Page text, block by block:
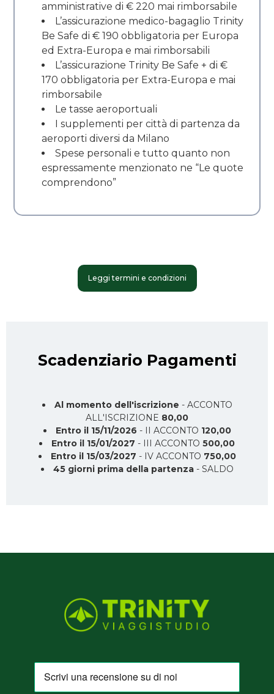
amministrative di € 220 mai rimborsabile
L’assicurazione medico-bagaglio Trinity
Be Safe di € 190 obbligatoria per Europa
ed Extra-Europa e mai rimborsabili
L’assicurazione Trinity Be Safe + di €
170 obbligatoria per Extra-Europa e mai
rimborsabile
Le tasse aeroportuali
I supplementi per città di partenza da
aeroporti diversi da Milano
Spese personali e tutto quanto non
espressamente menzionato ne “Le quote
comprendono”
Leggi termini e condizioni
Scadenziario Pagamenti
Al momento dell'iscrizione - ACCONTO
ALL'ISCRIZIONE 80,00
Entro il 15/11/2026 - II ACCONTO 120,00
Entro il 15/01/2027 - III ACCONTO 500,00
Entro il 15/03/2027 - IV ACCONTO 750,00
45 giorni prima della partenza- SALDO